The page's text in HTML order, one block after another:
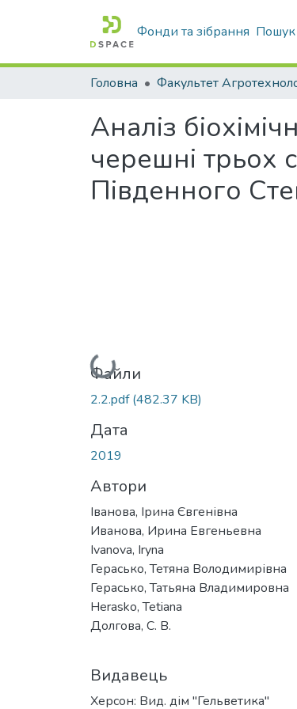
Фонди та зібрання Пошук
Головна
Аналіз
черешні трьох
Південного
Вантажиться...
Файли
2.2.pdf(482.37 KB)
Дата
2019
Автори
Іванова, Ірина Євгенівна
Иванова, Ирина Евгеньевна
Ivanova, Iryna
Герасько, Тетяна Володимирівна
Герасько, Татьяна Владимировна
Herasko, Tetiana
Долгова, С. В.
Видавець
Херсон: Вид. дім "Гельветика"